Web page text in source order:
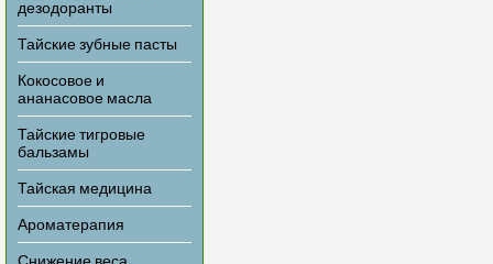
дезодоранты
Тайские зубные пасты
Кокосовое и
ананасовое масла
Тайские тигровые
бальзамы
Тайская медицина
Ароматерапия